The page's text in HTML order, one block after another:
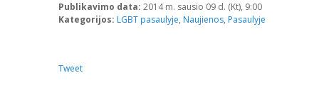
Publikavimo data: 2014 m. sausio 09 d. (Kt), 9:00
Kategorijos: LGBT pasaulyje, Naujienos, Pasaulyje
Tweet